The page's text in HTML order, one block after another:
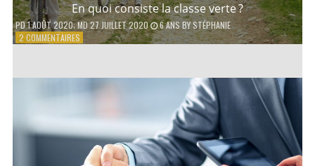
En quoi consiste la classe verte ?
PD1 AOÛT 2020; MD 27 JUILLET 2020 6 ANSBYSTÉPHANIE
2 COMMENTAIRESSUR